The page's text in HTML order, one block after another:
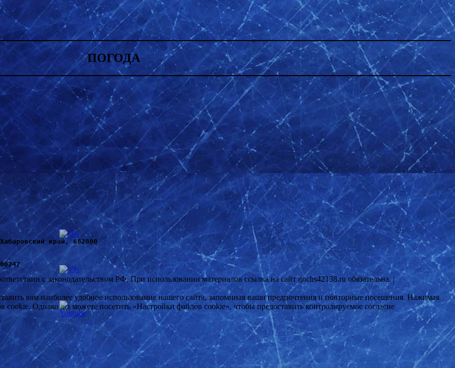
ПОГОДА
край, 682800
с законодательством РФ. При использовании материалов ссылка на сайт gochs42138.ru обязательна. |
вам наиболее удобное использование нашего сайта, запоминая ваши предпочтения и повторные посещения. Нажимая
Однако вы можете посетить «Настройки файлов cookie», чтобы предоставить контролируемое согласие